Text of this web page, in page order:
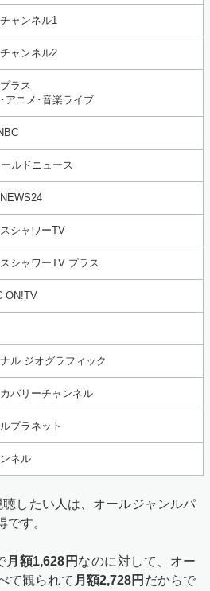
ャンネル1
ャンネル2
ラス
アニメ･音楽ライブ
ルドニュース
シャワーTV
シャワーTV プラス
ON!TV
ル ジオグラフィック
バリーチャンネル
プラネット
ネル
したい人は、オールジャンルパ
です。
月額1,628円 なのに対して、オー
て観られて 月額2,728円 だからで